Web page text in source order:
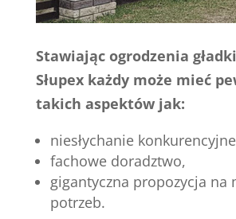
Stawiając ogrodzenia
Słupex każdy może mieć
takich aspektów jak:
niesłychanie
fachowe doradztwo,
gigantyczna propozycja na
potrzeb.